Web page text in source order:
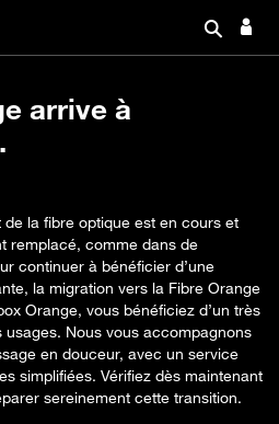
arrive à
la fibre optique est en cours et
remplacé, comme dans de
continuer à bénéficier d’une
la migration vers la Fibre Orange
Orange, vous bénéficiez d’un très
Nous vous accompagnons
en douceur, avec un service
simplifiées. Vérifiez dès maintenant
sereinement cette transition.